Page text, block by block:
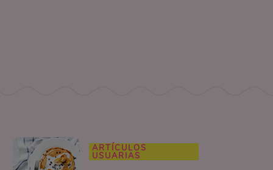
ARTÍCULOS
USUARIAS